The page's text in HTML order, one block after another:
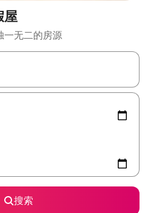
屋
一无二的房源
方向键查看，或通过点击或滑动手势
搜索